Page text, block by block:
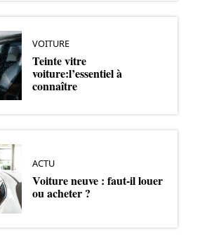
VOITURE
Teinte vitre
voiture:l’essentiel à
connaître
ACTU
Voiture neuve : faut-il louer
ou acheter ?